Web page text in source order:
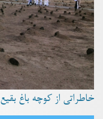
خاطراتی از کوچه باغ بقیع